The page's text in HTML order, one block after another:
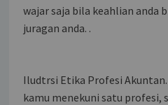
wajar saja bila keahlian anda
juragan anda. .
Iludtrsi Etika Profesi
kamu menekuni satu profesi,